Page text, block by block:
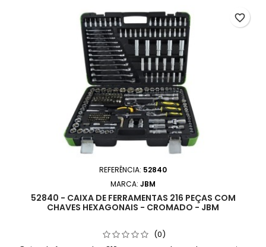
REFERÊNCIA: 52840
MARCA: JBM
52840 - CAIXA DE FERRAMENTAS 216 PEÇAS COM
CHAVES HEXAGONAIS - CROMADO - JBM
(0)
favorite_border